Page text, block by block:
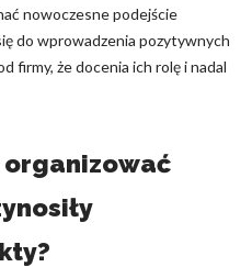
nowoczesne podejście
do wprowadzenia pozytywnych
firmy, że docenia ich rolę i nadal
organizować